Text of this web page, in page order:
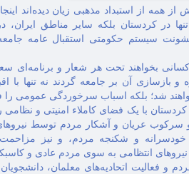
PDK Îran-Amerîka di
شرکت در برنامە "پژواک"
"میشل تەمۆ" یەکێک لە
همه از استبداد مذهبی زيان ديده‌اند
در کردستان بلکه‌ سایر مناطق ایران،
سیستم حکومتی استقبال عامه‌
بخواهند تحت هر شعار و برنامه‌ای
آن بر جامعه‌ گردند نه‌ تنها با
کردستان با یک فضای کاملاء امنیتی و
عریان و آشکار مردم توسط
و شکنجه‌ مردم، و نیز
فعالیت اتحادیه‌های معلمان،